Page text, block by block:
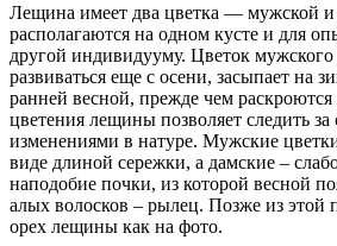
Лещина имеет два цветка — мужской и
располагаются на одном кусте и для
другой индивидууму. Цветок мужского
развиваться еще с осени, засыпает на
ранней весной, прежде чем раскроются
цветения лещины позволяет следить
изменениями в натуре. Мужские
виде длиной сережки, а дамские –
наподобие почки, из которой весной
алых волосков – рылец. Позже из этой
орех лещины как на фото.